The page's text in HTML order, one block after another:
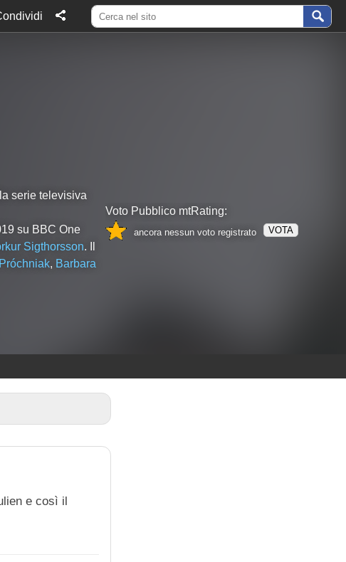
serie televisiva
su BBC One
Sigthorsson. Il
, Barbara
Voto Pubblico mtRating:
ancora nessun voto registrato VOTA
e così il